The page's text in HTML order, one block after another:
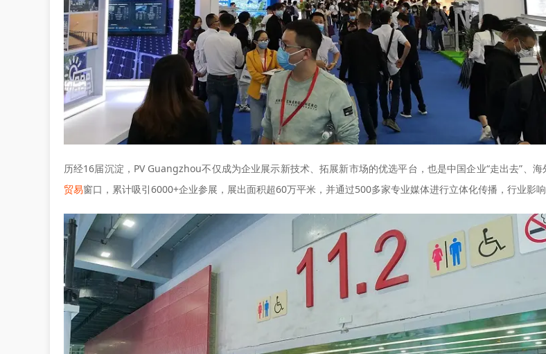
历经16届沉淀， PV Guangzhou不仅成为企业展示新技术、拓展新市场的优选平台，也是中国企业“走出去”、海
贸易窗口，累计吸引6000+企业参展，展出面积超60万平米，并通过500多家专业媒体进行立体化传播，行业影响